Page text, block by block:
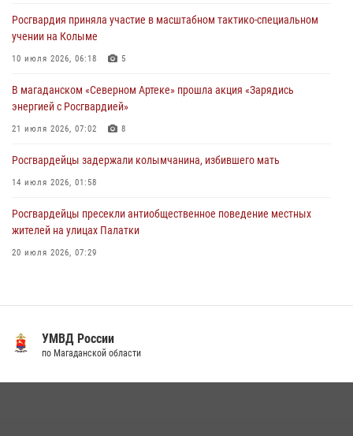
15 июля 2026, 06:21
Кинологический тандем из Магадана завоевал бронзу на
15 июля 2026, 04:34
Росгвардия приняла участие в масштабном тактико-специальном
учении на Колыме
10 июля 2026, 06:18 5
В магаданском «Северном Артеке» прошла акция «Зарядись
энергией с Росгвардией»
21 июля 2026, 07:02 8
Росгвардейцы задержали колымчанина, избившего мать
14 июля 2026, 01:58
Росгвардейцы пресекли антиобщественное поведение местных
жителей на улицах Палатки
20 июля 2026, 07:29
Кинологический тандем из Магадана завоевал бронзу на
УМВД России
по Магаданской области